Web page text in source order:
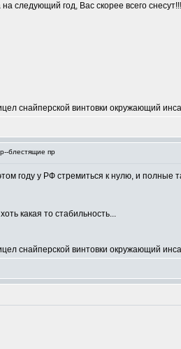
следующий год, Вас скорее всего
снайперской винтовки окружающий
блестящие пр
году у РФ стремиться к нулю, и
какая то стабильность...
снайперской винтовки окружающий